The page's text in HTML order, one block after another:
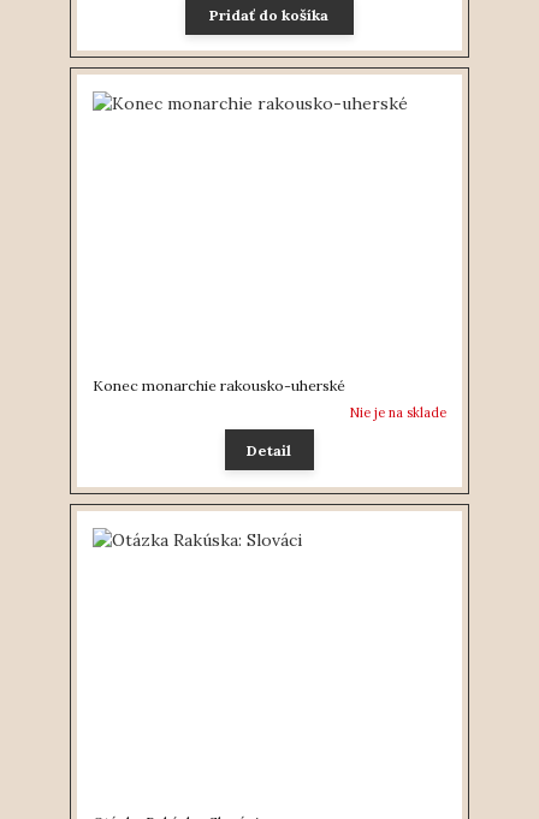
Pridať do košíka
Konec monarchie rakousko-uherské
Nie je na sklade
Detail